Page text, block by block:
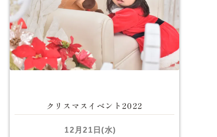
クリスマスイベント2022
12月21日(水)